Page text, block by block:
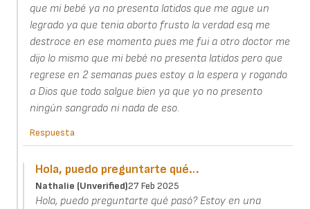
que mi bebé ya no presenta latidos que me ague un
legrado ya que tenia aborto frusto la verdad esq me
destroce en ese momento pues me fui a otro doctor me
dijo lo mismo que mi bebé no presenta latidos pero que
regrese en 2 semanas pues estoy a la espera y rogando
a Dios que todo salgue bien ya que yo no presento
ningún sangrado ni nada de eso.
Respuesta
Hola, puedo preguntarte qué…
Nathalie (unverified)27 Feb 2025
Hola, puedo preguntarte qué pasó? Estoy en una